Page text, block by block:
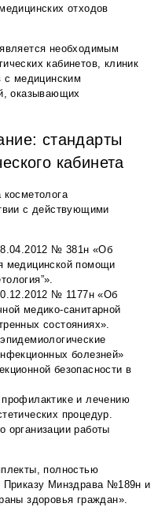
отходов
необходимым
кабинетов, клиник
с медицинским
оказывающих
стандарты
кабинета
с действующими
№ 381н «Об
медицинской помощи
№ 1177н «Об
медико-санитарной
состояниях».
болезней»
безопасности в
и лечению
процедур.
организации работы
полностью
Минздрава №189н и
здоровья граждан».